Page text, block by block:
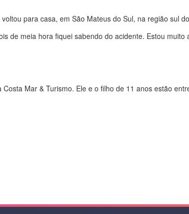
para casa, em São Mateus do Sul, na região sul
de meia hora fiquei sabendo do acidente. Estou muito
Mar & Turismo. Ele e o filho de 11 anos estão